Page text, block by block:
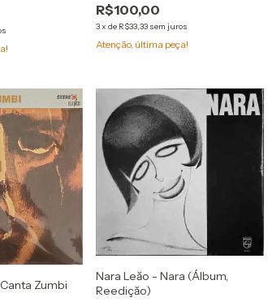
R$100,00
3xde R$33,33 sem juros
Atenção, última peça!
Zumbi
Nara Leăo - Nara (Álbum,
Reediçăo)